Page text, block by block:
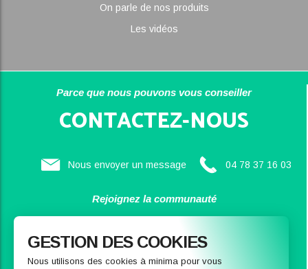
On parle de nos produits
Les vidéos
Parce que nous pouvons vous conseiller
CONTACTEZ-NOUS
Nous envoyer un message 04 78 37 16 03
Rejoignez la communauté
SAINBIOSE
GESTION DES COOKIES
Nous utilisons des cookies à minima pour vous